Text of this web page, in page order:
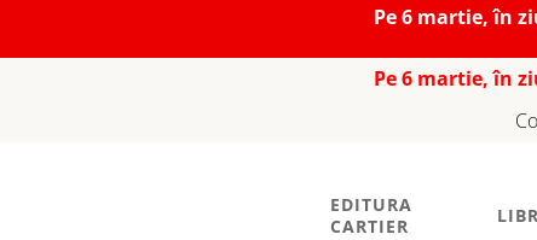
Pe 6 martie, în
Pe 6 martie, în
EDITURA
CARTIER